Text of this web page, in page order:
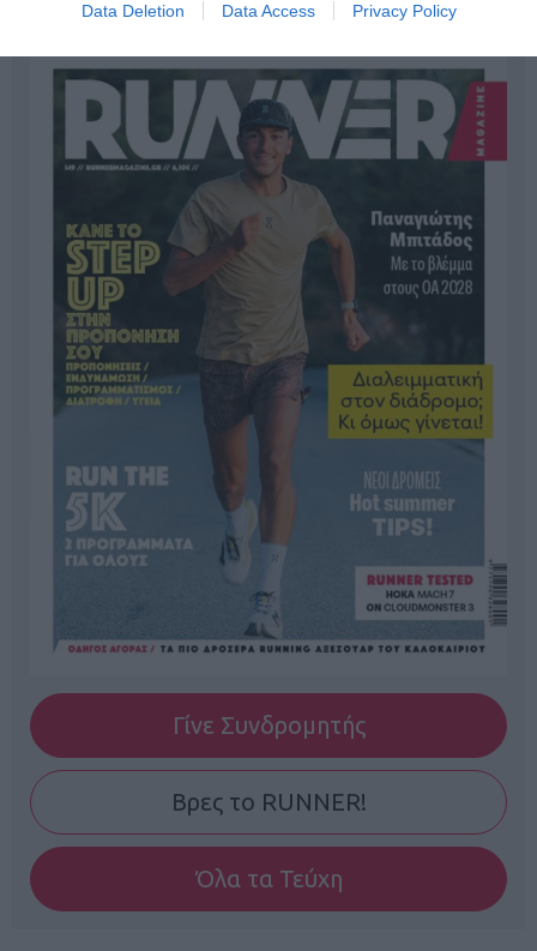
Data Deletion Data Access Privacy Policy
Γίνε Συνδρομητής
Βρες το RUNNER!
Όλα τα Τεύχη